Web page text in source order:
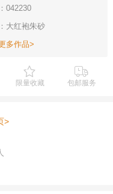
042230
大红袍朱砂
多作品>
限量收藏 包邮服务
>